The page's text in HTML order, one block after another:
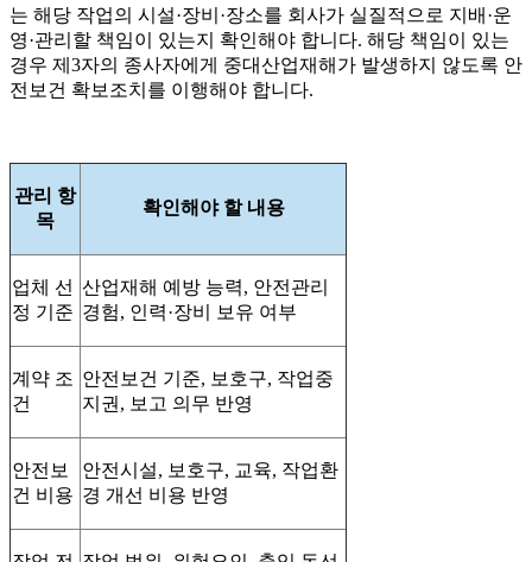
는 해당 작업의 시설·장비·장소를 회사가 실질적으로 지배·운
영·관리할 책임이 있는지 확인해야 합니다. 해당 책임이 있는
경우 제3자의 종사자에게 중대산업재해가 발생하지 않도록 안
전보건 확보조치를 이행해야 합니다.
관리 항
목
확인해야 할 내용
업체 선
정 기준
산업재해 예방 능력, 안전관리
경험, 인력·장비 보유 여부
계약 조
건
안전보건 기준, 보호구, 작업중
지권, 보고 의무 반영
안전보
건 비용
안전시설, 보호구, 교육, 작업환
경 개선 비용 반영